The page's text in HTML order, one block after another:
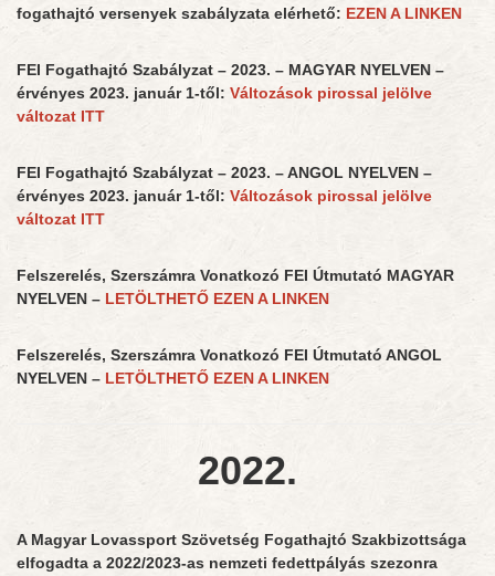
fogathajtó versenyek szabályzata elérhető: EZEN A LINKEN
FEI Fogathajtó Szabályzat – 2023. – MAGYAR NYELVEN –
érvényes 2023. január 1-től: Változások pirossal jelölve
változat ITT
FEI Fogathajtó Szabályzat – 2023. – ANGOL NYELVEN –
érvényes 2023. január 1-től: Változások pirossal jelölve
változat ITT
Felszerelés, Szerszámra Vonatkozó FEI Útmutató MAGYAR
NYELVEN – LETÖLTHETŐ EZEN A LINKEN
Felszerelés, Szerszámra Vonatkozó FEI Útmutató ANGOL
NYELVEN – LETÖLTHETŐ EZEN A LINKEN
2022.
A Magyar Lovassport Szövetség Fogathajtó Szakbizottsága
elfogadta a 2022/2023-as nemzeti fedettpályás szezonra